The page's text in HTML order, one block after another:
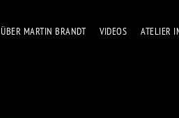
ÜBER MAR­TIN BRANDT VIDE­OS ATE­LIER